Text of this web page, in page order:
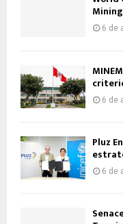
6 de
6 de
Pluz
6 de